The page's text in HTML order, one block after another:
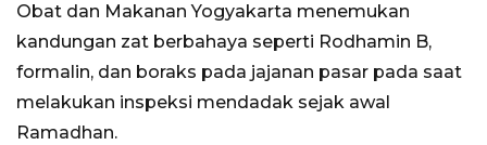
Obat dan Makanan Yogyakarta menemukan
kandungan zat berbahaya seperti Rodhamin B,
formalin, dan boraks pada jajanan pasar pada saat
melakukan inspeksi mendadak sejak awal
Ramadhan.